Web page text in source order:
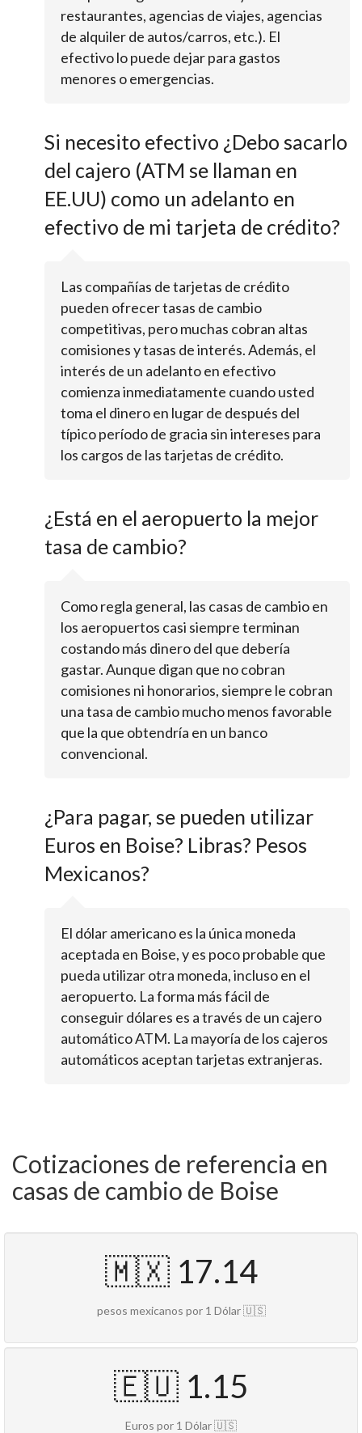
restaurantes, agencias de viajes, agencias
de alquiler de autos/carros, etc.). El
efectivo lo puede dejar para gastos
menores o emergencias.
Si necesito efectivo ¿Debo sacarlo
del cajero (ATM se llaman en
EE.UU) como un adelanto en
efectivo de mi tarjeta de crédito?
Las compañías de tarjetas de crédito
pueden ofrecer tasas de cambio
competitivas, pero muchas cobran altas
comisiones y tasas de interés. Además, el
interés de un adelanto en efectivo
comienza inmediatamente cuando usted
toma el dinero en lugar de después del
típico período de gracia sin intereses para
los cargos de las tarjetas de crédito.
¿Está en el aeropuerto la mejor
tasa de cambio?
Como regla general, las casas de cambio en
los aeropuertos casi siempre terminan
costando más dinero del que debería
gastar. Aunque digan que no cobran
comisiones ni honorarios, siempre le cobran
una tasa de cambio mucho menos favorable
que la que obtendría en un banco
convencional.
¿Para pagar, se pueden utilizar
Euros en Boise? Libras? Pesos
Mexicanos?
El dólar americano es la única moneda
aceptada en Boise, y es poco probable que
pueda utilizar otra moneda, incluso en el
aeropuerto. La forma más fácil de
conseguir dólares es a través de un cajero
automático ATM. La mayoría de los cajeros
automáticos aceptan tarjetas extranjeras.
Cotizaciones de referencia en
casas de cambio de Boise
🇲🇽 17.14
pesos mexicanos por 1 Dólar 🇺🇸
🇪🇺 1.15
Euros por 1 Dólar 🇺🇸